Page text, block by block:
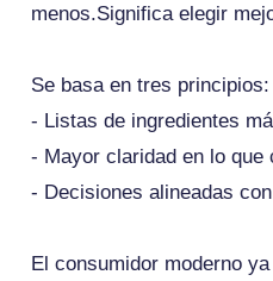
menos.Significa elegir
Se basa en tres principios:
- Listas de ingredientes
- Mayor claridad en lo que
- Decisiones alineadas
El consumidor moderno